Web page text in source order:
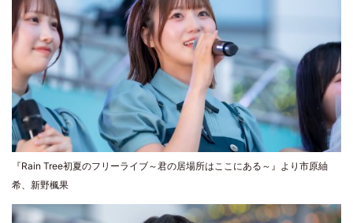
『Rain Tree初夏のフリーライブ～君の居場所はここにある～』より市原紬
希、新野楓果